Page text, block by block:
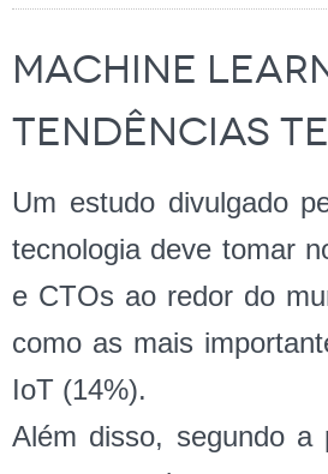
Machine
tendências
Um estudo divulgado
tecnologia deve tomar
e CTOs ao redor do
como as mais
IoT (14%).
Além disso, segundo a